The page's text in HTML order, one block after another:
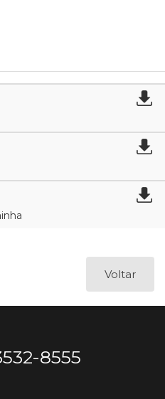
Voltar
8555